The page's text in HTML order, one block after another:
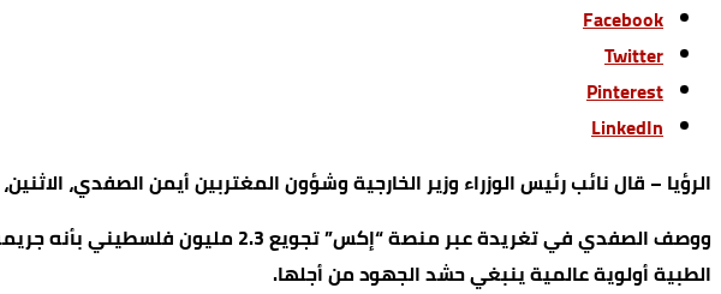
Facebook
Twitter
Pinterest
LinkedIn
الرؤيا – قال نائب رئيس الوزراء وزير الخارجية وشؤون المغتربين أيمن الصفدي،
ووصف الصفدي في تغريدة عبر منصة
الطبية أولوية عالمية ينبغي حشد الجهود من أجلها.